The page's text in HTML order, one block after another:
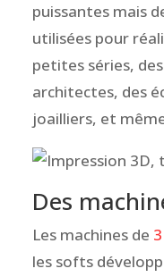
puissantes mais
utilisées pour
petites séries,
architectes, des
joailliers, et
Des
Les machines de
les softs